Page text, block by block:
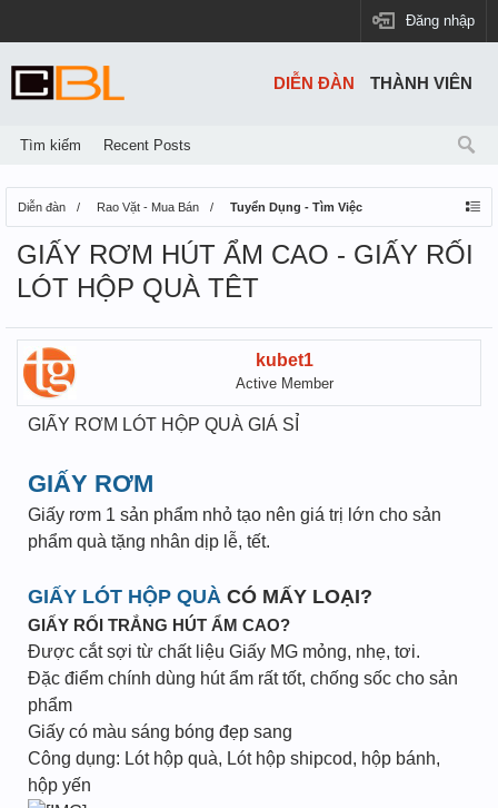
Đăng nhập
Diễn đàn Rao Vặt - Mua Bán Tuyển Dụng - Tìm Việc
GIẤY RƠM HÚT ẨM CAO - GIẤY RỐI
LÓT HỘP QUÀ TÊT
kubet1
Active Member
GIẤY RƠM LÓT HỘP QUÀ GIÁ SỈ
GIẤY RƠM
Giấy rơm 1 sản phẩm nhỏ tạo nên giá trị lớn cho sản
phẩm quà tặng nhân dịp lễ, tết.
GIẤY LÓT HỘP QUÀ CÓ MẤY LOẠI?
GIẤY RỐI TRẮNG HÚT ẨM CAO?
Được cắt sợi từ chất liệu Giấy MG mỏng, nhẹ, tơi.
Đặc điểm chính dùng hút ẩm rất tốt, chống sốc cho sản
phẩm
Giấy có màu sáng bóng đẹp sang
Công dụng: Lót hộp quà, Lót hộp shipcod, hộp bánh,
hộp yến
DIỄN ĐÀN
Tìm kiếm Recent Posts
THÀNH VIÊN